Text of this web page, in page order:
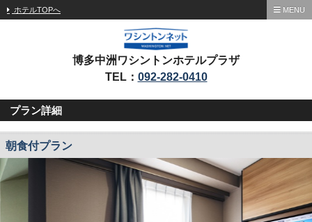
ホテルTOPへ MENU
博多中洲ワシントンホテルプラザ
TEL： 092-282-0410
プラン詳細
朝食付プラン